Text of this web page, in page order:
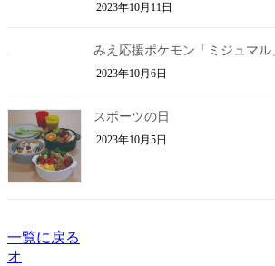
2023年10月11日
みえ応援ポケモン「ミジュマ
2023年10月6日
スポーツの日
2023年10月5日
一覧に戻る
オ